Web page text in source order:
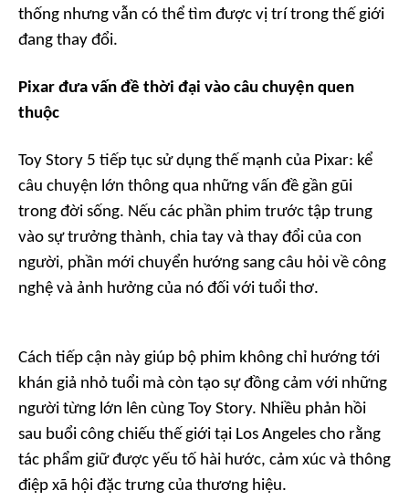
thống nhưng vẫn có thể tìm được vị trí trong thế giới
đang thay đổi.
Pixar đưa vấn đề thời đại vào câu chuyện quen
thuộc
Toy Story 5 tiếp tục sử dụng thế mạnh của Pixar: kể
câu chuyện lớn thông qua những vấn đề gần gũi
trong đời sống. Nếu các phần phim trước tập trung
vào sự trưởng thành, chia tay và thay đổi của con
người, phần mới chuyển hướng sang câu hỏi về công
nghệ và ảnh hưởng của nó đối với tuổi thơ.
Cách tiếp cận này giúp bộ phim không chỉ hướng tới
khán giả nhỏ tuổi mà còn tạo sự đồng cảm với những
người từng lớn lên cùng Toy Story. Nhiều phản hồi
sau buổi công chiếu thế giới tại Los Angeles cho rằng
tác phẩm giữ được yếu tố hài hước, cảm xúc và thông
điệp xã hội đặc trưng của thương hiệu.